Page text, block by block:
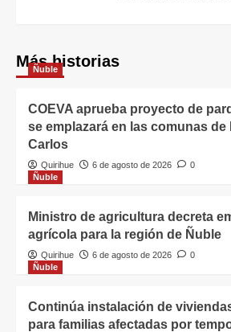
Más historias
Ñuble
COEVA aprueba proyecto de
se emplazará en las comunas de
Carlos
Quirihue 6 de agosto de 2026
0
Ñuble
Ministro de agricultura decreta
agrícola para la región de Ñuble
Quirihue 6 de agosto de 2026
0
Ñuble
Continúa instalación de
para familias afectadas por